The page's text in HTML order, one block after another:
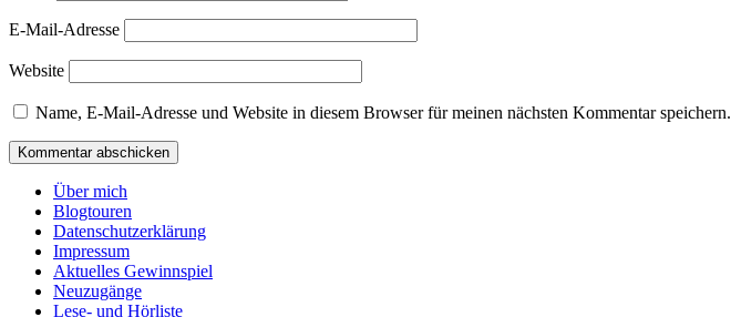
E-Mail-Adresse
Website
Name, E-Mail-Adresse und Website in diesem Browser für meinen nächsten Kommentar speichern.
Über mich
Blogtouren
Datenschutzerklärung
Impressum
Aktuelles Gewinnspiel
Neuzugänge
Lese- und Hörliste